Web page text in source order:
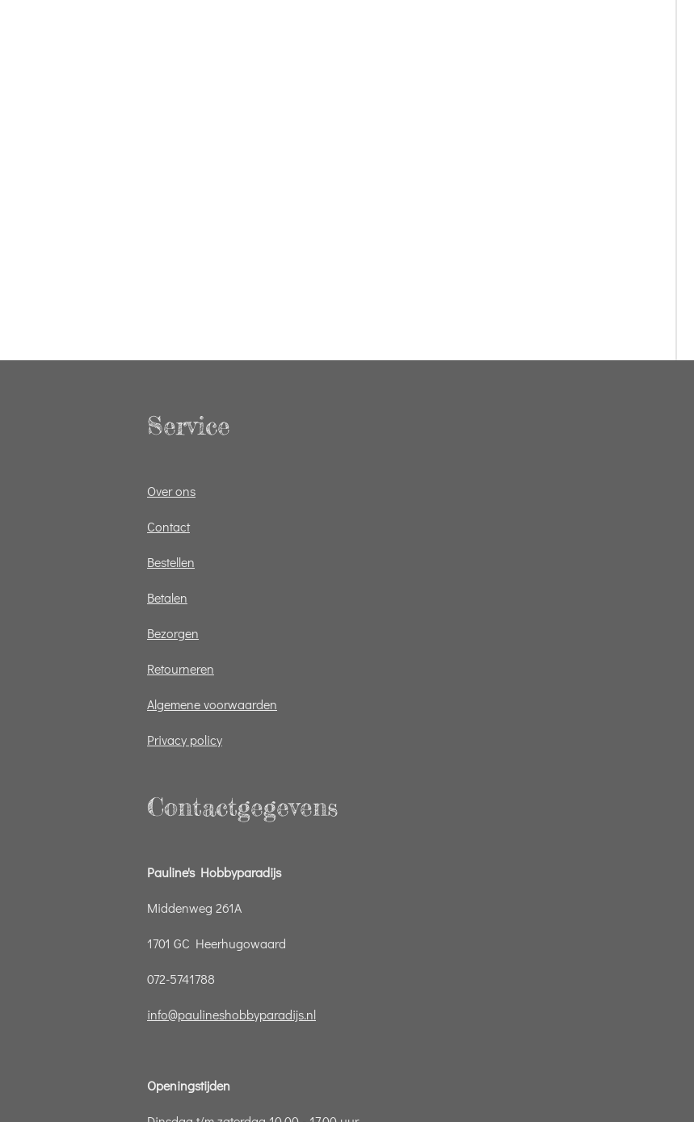
Service
Over ons
Contact
Bestellen
Betalen
Bezorgen
Retourneren
Algemene voorwaarden
Privacy policy
Contactgegevens
Pauline's Hobbyparadijs
Middenweg 261A
1701 GC Heerhugowaard
072-5741788
info@paulineshobbyparadijs.nl
Openingstijden